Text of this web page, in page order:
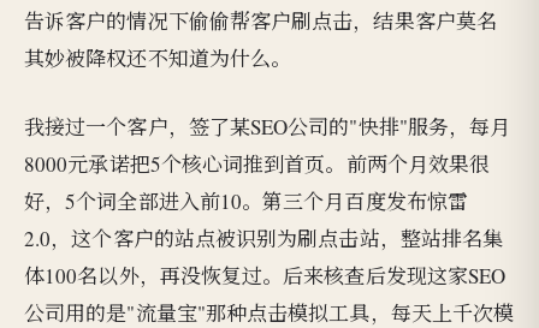
告诉客户的情况下偷偷帮客户刷点击，结果客户莫名
其妙被降权还不知道为什么。
我接过一个客户，签了某SEO公司的"快排"服务，每月
8000元承诺把5个核心词推到首页。前两个月效果很
好，5个词全部进入前10。第三个月百度发布惊雷
2.0，这个客户的站点被识别为刷点击站，整站排名集
体100名以外，再没恢复过。后来核查后发现这家SEO
公司用的是"流量宝"那种点击模拟工具，每天上千次模